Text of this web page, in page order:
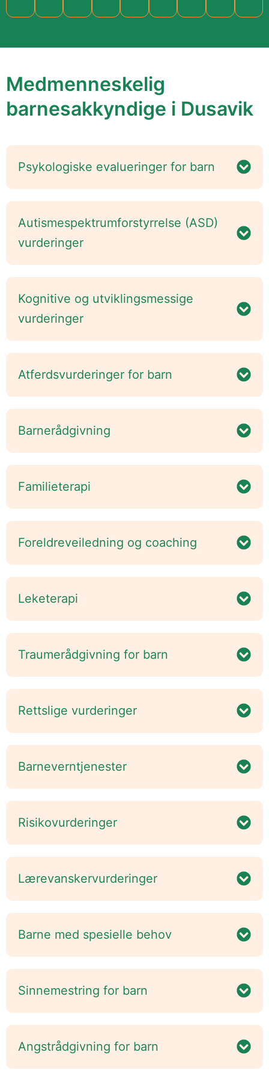
Medmenneskelig
barnesakkyndige i Dusavik
Psykologiske evalueringer for barn
Autismespektrumforstyrrelse (ASD)
vurderinger
Kognitive og utviklingsmessige
vurderinger
Atferdsvurderinger for barn
Barnerådgivning
Familieterapi
Foreldreveiledning og coaching
Leketerapi
Traumerådgivning for barn
Rettslige vurderinger
Barneverntjenester
Risikovurderinger
Lærevanskervurderinger
Barne med spesielle behov
Sinnemestring for barn
Angstrådgivning for barn